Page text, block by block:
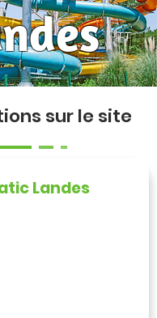
sur le site
Landes